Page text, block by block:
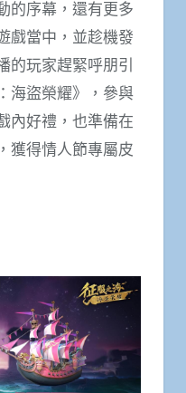
的序幕，還有更多
戲當中，並趁機發
的玩家趕緊呼朋引
海盜榮耀》，參與
內好禮，也準備在
獲得情人節專屬皮